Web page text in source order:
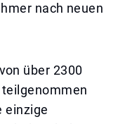
nach neuen
über 2300
einzige